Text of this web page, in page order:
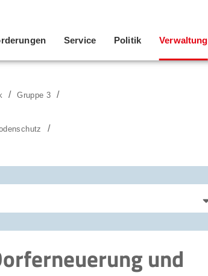
Service Politik Verwaltung
Gruppe 3
und